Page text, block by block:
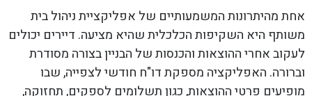
אחת מהיתרונות המשמעותיים של אפליקציית ניהול בית
משותף היא השקיפות הכלכלית שהיא מציעה. דיירים יכולים
לעקוב אחרי ההוצאות והכנסות של הבניין בצורה מסודרת
וברורה. האפליקציה מספקת דו"ח חודשי לצפייה, שבו
מופיעים פרטי ההוצאות, כגון תשלומים לספקים, תחזוקה,